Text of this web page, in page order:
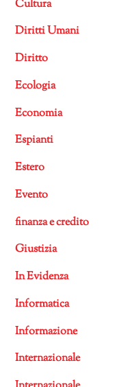
Cultura
Diritti Umani
Diritto
Ecologia
Economia
Espianti
Estero
Evento
finanza e credito
Giustizia
In Evidenza
Informatica
Informazione
Internazionale